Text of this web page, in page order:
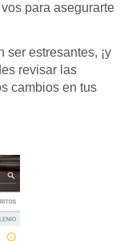
para asegurarte
ser estresantes, ¡y
revisar las
cambios en tus